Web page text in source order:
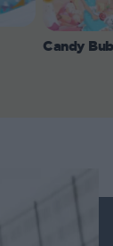
Candy